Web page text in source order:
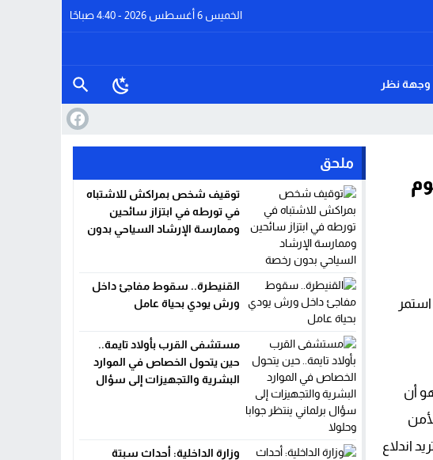
الخميس 6 أغسطس 2026 - 4:40 صباحًا
وجهة نظر
جوابا وحلولا
أن
اندلاع
ملحق
توقيف شخص بمراكش للاشتباه
في تورطه في ابتزاز سائحين
وممارسة الإرشاد السياحي بدون
القنيطرة.. سقوط مفاجئ داخل
ورش يودي بحياة عامل
مستشفى القرب بأولاد تايمة..
حين يتحول الخصاص في الموارد
البشرية والتجهيزات إلى سؤال
وزارة الداخلية: أحداث سبتة